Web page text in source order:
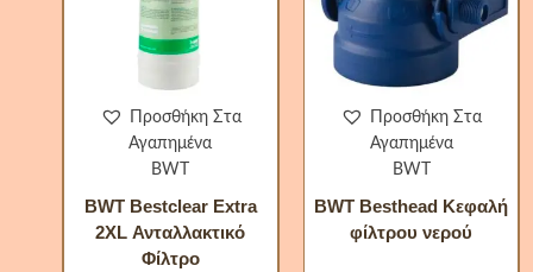
Προσθήκη Στα
Αγαπημένα
BWT
BWT Bestclear Extra
2XL Ανταλλακτικό
Φίλτρο
Προσθήκη Στα
Αγαπημένα
BWT
BWT Besthead Κεφαλή
φίλτρου νερού